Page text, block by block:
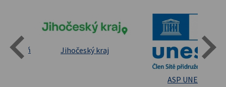
Státní oblastní archív Třeboň Jihočeský kraj